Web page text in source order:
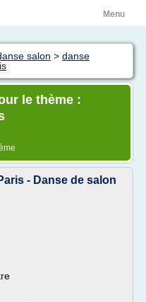
Menu
salon > danse
le thème :
- Danse de salon